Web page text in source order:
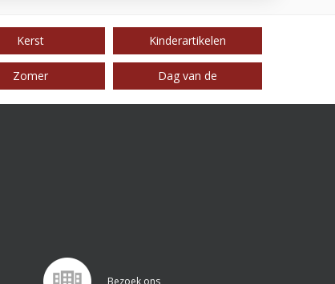
Kerst Kinderartikelen
Zomer Dag van de